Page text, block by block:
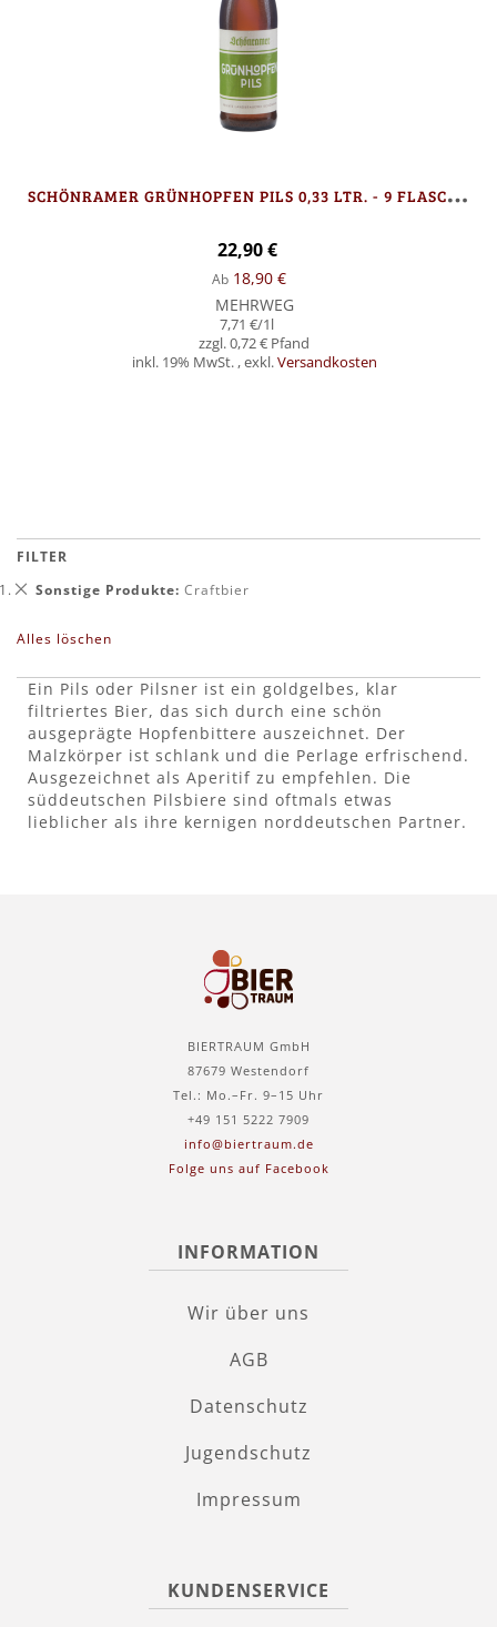
S
CHÖNRAMER GRÜNHOPFEN PILS 0,33 LTR. - 9 FLASCHEN
22,90 €
Ab 18,90 €
MEHRWEG
7,71 €/1l
0,72 €
inkl. 19% MwSt. ,exkl.Versandkosten
FILTER
Sonstige Produkte Craftbier
Dies
Alles löschen
Ein Pils oder Pilsner ist ein goldgelbes, klar
filtriertes Bier, das sich durch eine schön
ausgeprägte Hopfenbittere auszeichnet. Der
Malzkörper ist schlank und die Perlage erfrischend.
Ausgezeichnet als Aperitif zu empfehlen. Die
süddeutschen Pilsbiere sind oftmals etwas
lieblicher als ihre kernigen norddeutschen Partner.
BIERTRAUM GmbH
87679 Westendorf
Tel.: Mo.–Fr. 9–15 Uhr
+49 151 5222 7909
info@biertraum.de
Folge uns auf Facebook
INFORMATION
Wir über uns
AGB
Datenschutz
Jugendschutz
Impressum
KUNDENSERVICE